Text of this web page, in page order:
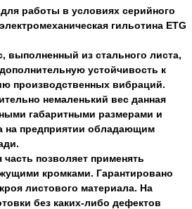
работы в условиях серийного
гильотина ETG
выполненный из стального листа,
устойчивость к
производственных вибраций.
немаленький вес данная
габаритными размерами и
на предприятии обладающим
позволяет применять
кромками. Гарантировано
листового материала. На
без каких-либо дефектов